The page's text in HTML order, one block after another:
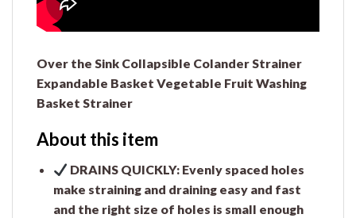
Over the Sink Collapsible Colander Strainer
Expandable Basket Vegetable Fruit Washing
Basket Strainer
About this item
DRAINS QUICKLY: Evenly spaced holes
make straining and draining easy and fast
and the right size of holes is small enough